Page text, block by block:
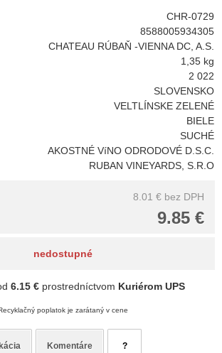
CHR-0729
8588005934305
CHATEAU RÚBAŇ -VIENNA DC, A.S.
1,35 kg
2 022
SLOVENSKO
VELTLÍNSKE ZELENÉ
BIELE
SUCHÉ
AKOSTNÉ VíNO ODRODOVÉ D.S.C.
RUBAN VINEYARDS, S.R.O
8.01 € bez DPH
9.85 €
nedostupné
6.15 € prostredníctvom Kuriérom UPS
poplatok je zarátaný v cene
Komentáre ?